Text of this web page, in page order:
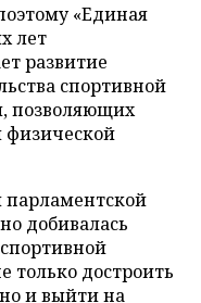
«Единая
лет
развитие
спортивной
позволяющих
физической
добивалась
только достроить
и выйти на